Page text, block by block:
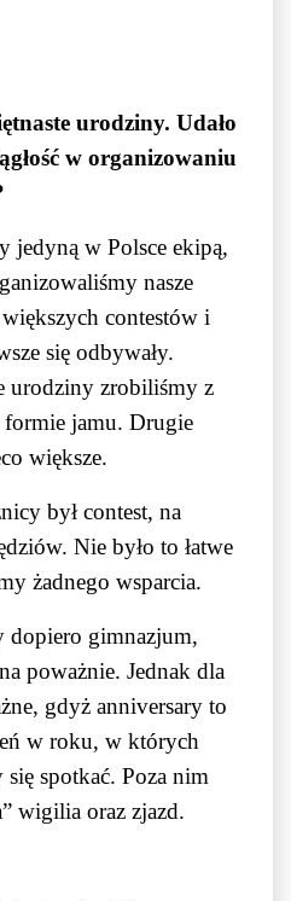
urodziny. Udało
w organizowaniu
jedyną w Polsce ekipą,
nasze
contestów i
się odbywały.
urodziny zrobiliśmy z
jamu. Drugie
większe.
był contest, na
Nie było to łatwe
żadnego wsparcia.
dopiero gimnazjum,
poważnie. Jednak dla
gdyż anniversary to
w roku, w których
spotkać. Poza nim
wigilia oraz zjazd.